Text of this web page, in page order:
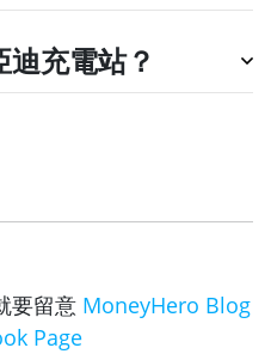
充電站？
要留意 MoneyHero Blog
Page